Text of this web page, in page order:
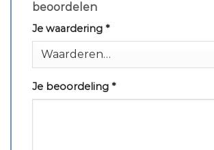
beoordelen
Je waardering *
Je beoordeling *